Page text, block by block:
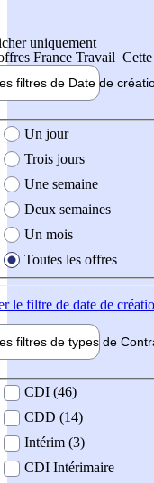
uniquement
France Travail
filtres de Date de
création de l'offre
Un jour
Trois jours
Une semaine
Deux semaines
Un mois
Toutes les offres
le filtre de date de
filtres de types de
contrat
CDI (46)
CDD (14)
Intérim (3)
CDI Intérimaire